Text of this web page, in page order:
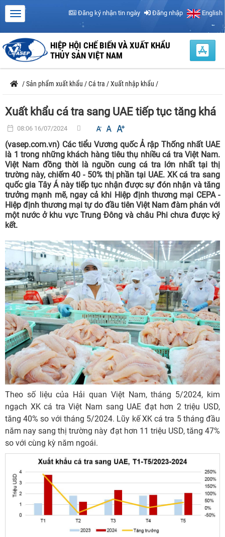
Đăng ký nhận tin ngày Đăng nhập English
HIỆP HỘI CHẾ BIẾN VÀ XUẤT KHẨU
THỦY SẢN VIỆT NAM
/Sản phẩm xuất khẩu /Cá tra /Xuất nhập khẩu /
Xuất khẩu cá tra sang UAE tiếp tục tăng khá
08:06 16/07/2024
(vasep.com.vn) Các tiểu Vương quốc Ả rập Thống nhất UAE
là 1 trong những khách hàng tiêu thụ nhiều cá tra Việt Nam.
Việt Nam đồng thời là nguồn cung cá tra lớn nhất tại thị
trường này, chiếm 40 - 50% thị phần tại UAE. XK cá tra sang
quốc gia Tây Á này tiếp tục nhận được sự đón nhận và tăng
trưởng mạnh mẽ, ngay cả khi Hiệp định thương mại CEPA -
Hiệp định thương mại tự do đầu tiên Việt Nam đàm phán với
một nước ở khu vực Trung Đông và châu Phi chưa được ký
kết.
Theo số liệu của Hải quan Việt Nam, tháng 5/2024, kim
ngạch XK cá tra Việt Nam sang UAE đạt hơn 2 triệu USD,
tăng 40% so với tháng 5/2024. Lũy kế XK cá tra 5 tháng đầu
năm nay sang thị trường này đạt hơn 11 triệu USD, tăng 47%
so với cùng kỳ năm ngoái.